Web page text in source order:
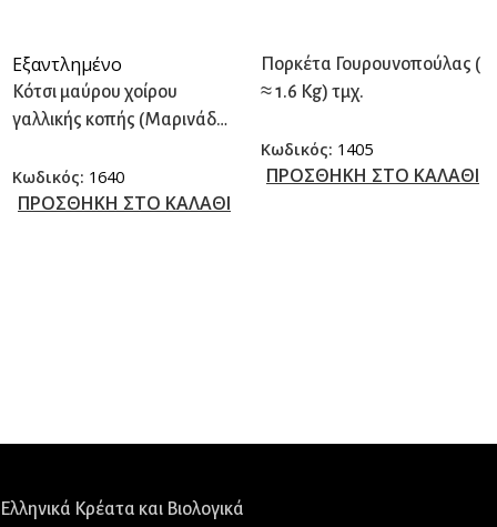
Εξαντλημένο
Κότσι μαύρου χοίρου
γαλλικής κοπής (Μαρινάδα
Κωδικός: 1640
ΠΡΟΣΘΗΚΗ ΣΤΟ ΚΑΛΑΘΙ
Πορκέτα Γουρουνοπούλας (
≈ 1.6 Kg) τμχ.
Κωδικός: 1405
ΠΡΟΣΘΗΚΗ ΣΤΟ ΚΑΛΑΘΙ
Ελληνικά Κρέατα και Βιολογικά